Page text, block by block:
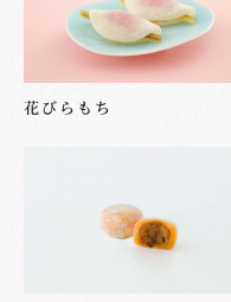
花びらもち